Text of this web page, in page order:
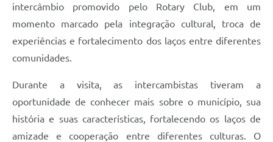
intercâmbio promovido pelo Rotary Club, em um
momento marcado pela integração cultural, troca de
experiências e fortalecimento dos laços entre diferentes
comunidades.
Durante a visita, as intercambistas tiveram a
oportunidade de conhecer mais sobre o município, sua
história e suas características, fortalecendo os laços de
amizade e cooperação entre diferentes culturas. O